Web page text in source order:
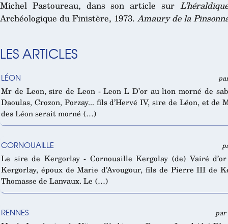
Michel Pastoureau, dans son article sur
Archéologique du Finistère, 1973. Amaury de la
LES ARTICLES
LÉON
Mr de Leon, sire de Leon - Leon L D’or au lion morné de
Daoulas, Crozon, Porzay... fils d’Hervé IV, sire de Léon, et
des Léon serait morné (…)
CORNOUAILLE
Le sire de Kergorlay - Cornouaille Kergolay (de) Vairé
Kergorlay, époux de Marie d’Avougour, fils de Pierre III de
Thomasse de Lanvaux. Le (…)
RENNES par